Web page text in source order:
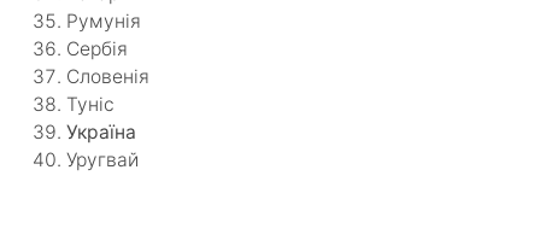
Румунія
Сербія
Словенія
Туніс
Україна
Уругвай